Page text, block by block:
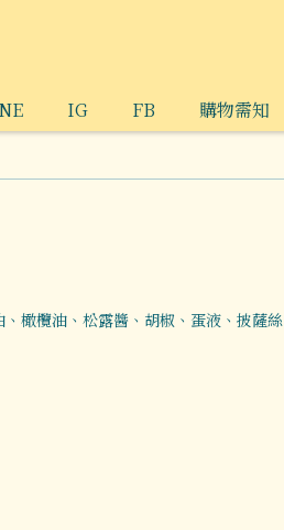
IG FB 購物需知
橄欖油、松露醬、胡椒、蛋液、披薩絲